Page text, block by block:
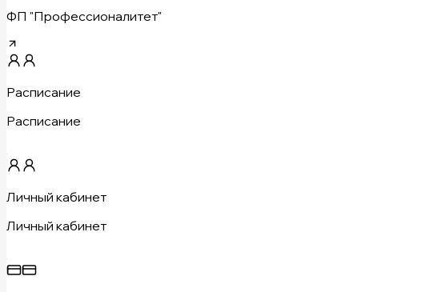
ФП "Профессионалитет"
Расписание
Расписание
Личный кабинет
Личный кабинет